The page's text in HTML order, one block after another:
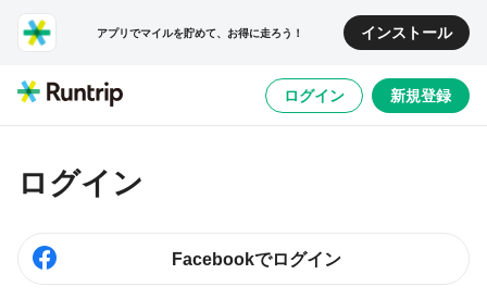
アプリでマイルを貯めて、お得に走ろう！ インストール
ログイン 新規登録
ログイン
Facebookでログイン